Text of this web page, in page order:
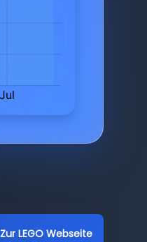
Zur LEGO Webseite